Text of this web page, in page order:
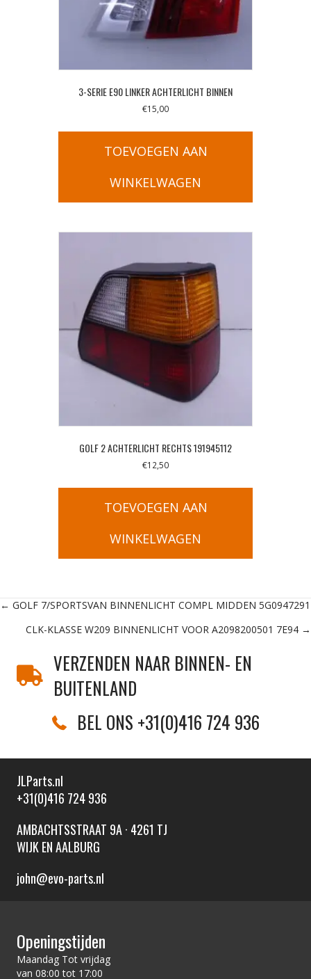
3-SERIE E90 LINKER ACHTERLICHT BINNEN
€15,00
TOEVOEGEN AAN
WINKELWAGEN
GOLF 2 ACHTERLICHT RECHTS 191945112
€12,50
TOEVOEGEN AAN
WINKELWAGEN
Posts
navigation
← GOLF 7/SPORTSVAN BINNENLICHT COMPL MIDDEN 5G0947291
CLK-KLASSE W209 BINNENLICHT VOOR A2098200501 7E94 →
VERZENDEN NAAR BINNEN- EN
BUITENLAND
BEL ONS +31(0)416 724 936
JLParts.nl
+31(0)416 724 936
AMBACHTSSTRAAT 9A · 4261 TJ
WIJK EN AALBURG
john@evo-parts.nl
Openingstijden
Maandag Tot vrijdag
van 08:00 tot 17:00